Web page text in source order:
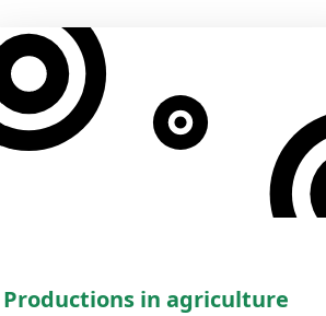
Productions in agriculture